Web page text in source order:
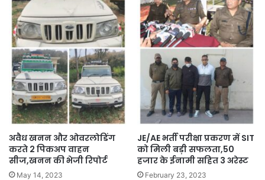
अवैध खनन और ओवरलोडिंग
करते 2 पिकअप वाहन
सीज,खनन की भेजी रिपोर्ट
May 14, 2023
JE/AE भर्ती परीक्षा प्रकरण में SIT
को मिली बड़ी सफलता,50
हजार के ईनामी सहित 3 अरेस्ट
February 23, 2023